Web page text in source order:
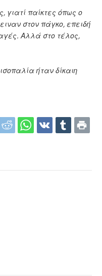
παίκτες όπως ο
στον πάγκο, επειδή
Αλλά στο τέλος,
ήταν δίκαιη